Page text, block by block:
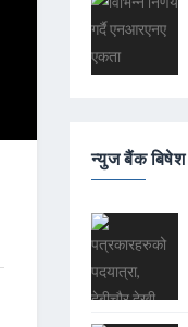
न्युज बैंक बिषेश